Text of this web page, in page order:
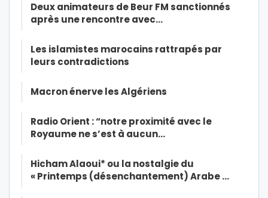
Deux animateurs de Beur FM sanctionnés
après une rencontre avec…
Les islamistes marocains rattrapés par
leurs contradictions
Macron énerve les Algériens
Radio Orient : “notre proximité avec le
Royaume ne s’est à aucun…
Hicham Alaoui* ou la nostalgie du
« Printemps (désenchantement) Arabe …